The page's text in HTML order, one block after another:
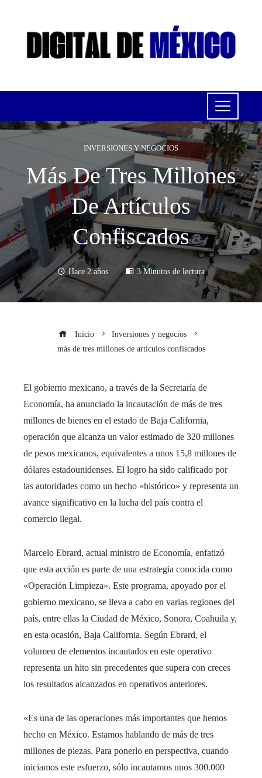
INVERSIONES Y NEGOCIOS
Más De Tres Millones
De Artículos
Confiscados
Hace 2 años 3 Minutos de lectura
Inicio
Inversiones y negocios
más de tres millones de artículos confiscados
El gobierno mexicano, a través de la Secretaría de
Economía, ha anunciado la incautación de más de tres
millones de bienes en el estado de Baja California,
operación que alcanza un valor estimado de 320 millones
de pesos mexicanos, equivalentes a unos 15,8 millones de
dólares estadounidenses. El logro ha sido calificado por
las autoridades como un hecho «histórico» y representa un
avance significativo en la lucha del país contra el
comercio ilegal.
Marcelo Ebrard, actual ministro de Economía, enfatizó
que esta acción es parte de una estrategia conocida como
«Operación Limpieza». Este programa, apoyado por el
gobierno mexicano, se lleva a cabo en varias regiones del
país, entre ellas la Ciudad de México, Sonora, Coahuila y,
en esta ocasión, Baja California. Según Ebrard, el
volumen de elementos incautados en este operativo
representa un hito sin precedentes que supera con creces
los resultados alcanzados en operativos anteriores.
«Es una de las operaciones más importantes que hemos
hecho en México. Estamos hablando de más de tres
millones de piezas. Para ponerlo en perspectiva, cuando
iniciamos este esfuerzo, sólo incautamos unos 300.000